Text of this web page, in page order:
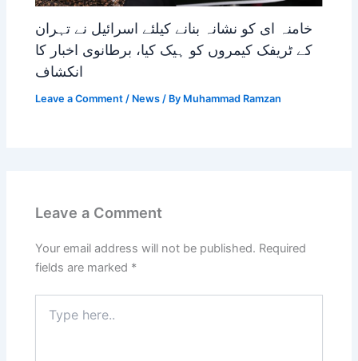
خامنہ ای کو نشانہ بنانے کیلئے اسرائیل نے تہران
کے ٹریفک کیمروں کو ہیک کیا، برطانوی اخبار کا
انکشاف
Leave a Comment / News / By Muhammad Ramzan
Leave a Comment
Your email address will not be published. Required
fields are marked *
here..